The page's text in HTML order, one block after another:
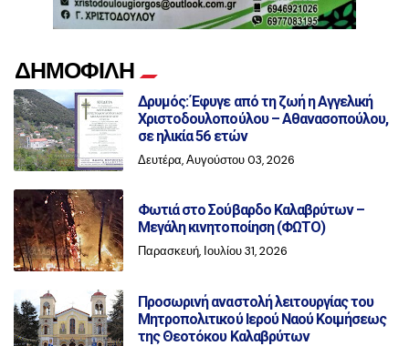
ΔΗΜΟΦΙΛΗ
Δρυμός: Έφυγε από τη ζωή η Αγγελική
Χριστοδουλοπούλου – Αθανασοπούλου,
σε ηλικία 56 ετών
Δευτέρα, Αυγούστου 03, 2026
Φωτιά στο Σούβαρδο Καλαβρύτων –
Μεγάλη κινητοποίηση (ΦΩΤΟ)
Παρασκευή, Ιουλίου 31, 2026
Προσωρινή αναστολή λειτουργίας του
Μητροπολιτικού Ιερού Ναού Κοιμήσεως
της Θεοτόκου Καλαβρύτων